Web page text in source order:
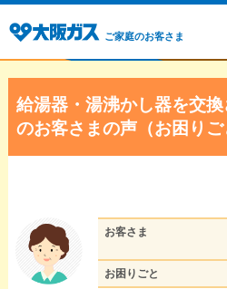
ご家庭のお客さま
給湯器・湯沸かし器を交
のお客さまの声（お困りご
お客さま
お困りごと